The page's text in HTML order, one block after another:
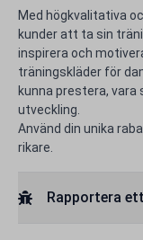
Med högkvalitativa
kunder att ta sin
inspirera och
träningskläder för
kunna prestera, vara
utveckling.
Använd din unika
rikare.
Rapportera